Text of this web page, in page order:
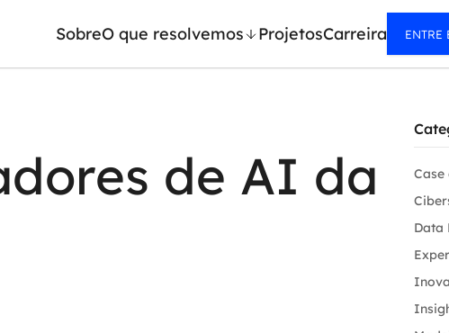
SobreO que resolvemos ProjetosCarreira ENTRE
Integração de IA
RPA e hiperautomação
de AI da
Case
Data